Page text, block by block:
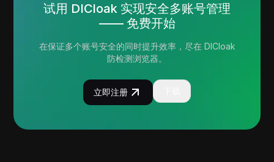
试用 DICloak 实现安全多账号管理
—— 免费开始
在保证多个账号安全的同时提升效率，尽在 DICloak
防检测浏览器。
立即注册